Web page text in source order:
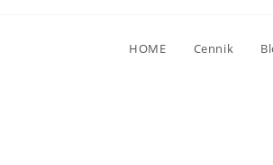
HOME Cennik